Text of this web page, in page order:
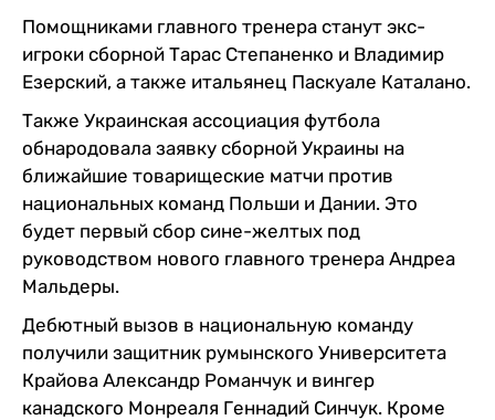
Помощниками главного тренера станут экс-
игроки сборной Тарас Степаненко и Владимир
Езерский, а также итальянец Паскуале Каталано.
Также Украинская ассоциация футбола
обнародовала заявку сборной Украины на
ближайшие товарищеские матчи против
национальных команд Польши и Дании. Это
будет первый сбор сине-желтых под
руководством нового главного тренера Андреа
Мальдеры.
Дебютный вызов в национальную команду
получили защитник румынского Университета
Крайова Александр Романчук и вингер
канадского Монреаля Геннадий Синчук. Кроме